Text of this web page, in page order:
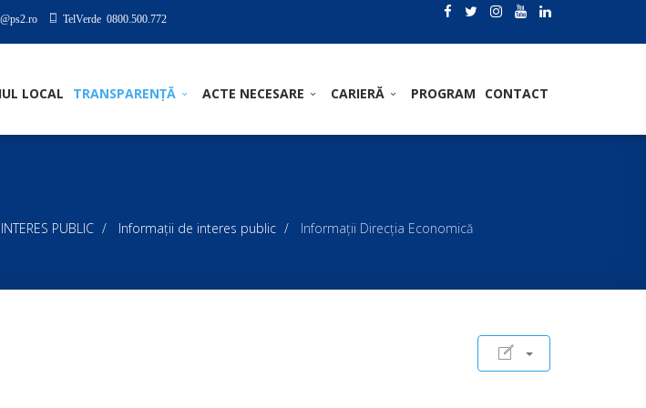
TelVerde 0800.500.772
LOCAL TRANSPARENȚĂ ACTE NECESARE CARIERĂ PROGRAM CONTACT
PUBLIC Informaţii de interes public Informaţii Direcţia Economică